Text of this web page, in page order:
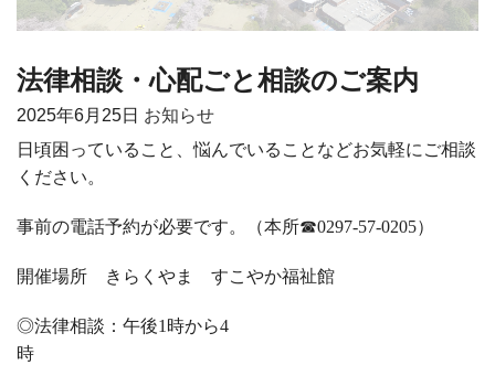
法律相談・心配ごと相談のご案内
2025年6月25日 お知らせ
日頃困っていること、悩んでいることなどお気軽にご相談
ください。
事前の電話予約が必要です。（本所☎0297-57-0205）
開催場所 きらくやま すこやか福祉館
◎法律相談：午後1 時から4
時